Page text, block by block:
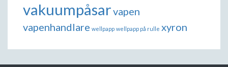
vakuumpåsarvapen
vapenhandlare wellpapp wellpapp på rulle xyron